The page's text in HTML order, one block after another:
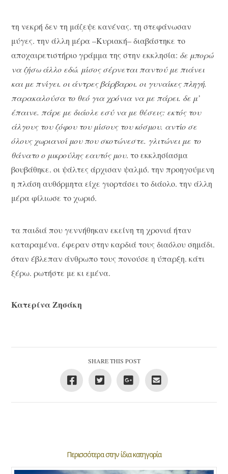
τη νεκρή δεν τη μάζεψε κανένας. τη στεφάνωσαν
μύγες. την άλλη μέρα –Κυριακή– διαβάστηκε το
αποχαιρετιστήριο γράμμα της στην εκκλησία: δε μπορώ
να ζήσω άλλο εδώ. μίσος σέρνεται παντού με πιάνει
και με πνίγει. οι άντρες βάρβαροι. οι γυναίκες πληγή.
παρακαλούσα το θεό για χρόνια να με πάρει. δε μ’
έπαινε. πάρε με διάολε εσύ να με θέσεις: εκτός του
άλγους του ζόφου του μίσους του κόσμου. αντίο σε
όλους χωριανοί μου που σκοτώνεστε. γλιτώνει με το
θάνατο ο μικρούλης εαυτός μου. το εκκλησίασμα
βουβάθηκε. οι ψάλτες άρχισαν ψαλμό. την προηγούμενη
η πλάση αυθόρμητα είχε γιορτάσει το διάολο. την άλλη
μέρα φίλιωσε το χωριό.
τα παιδιά που γεννήθηκαν εκείνη τη χρονιά ήταν
καταραμένα. έφεραν στην καρδιά τους διαόλου σημάδι.
όταν έβλεπαν άνθρωπο τους πονούσε η ύπαρξη. κάτι
ξέρω. ρωτήστε με κι εμένα.
Κατερίνα Ζησάκη
SHARE THIS POST
Περισσότερα στην ίδια κατηγορία